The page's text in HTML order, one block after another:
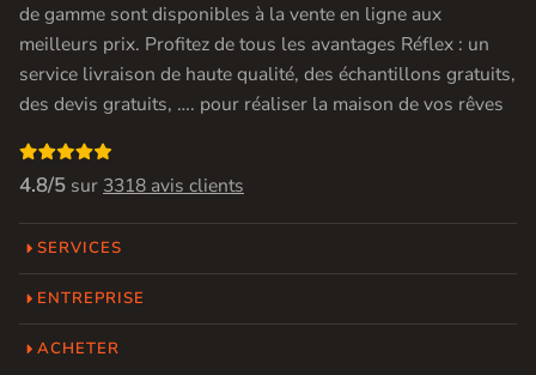
de gamme sont disponibles à la vente en ligne aux
meilleurs prix. Profitez de tous les avantages Réflex : un
service livraison de haute qualité, des échantillons gratuits,
des devis gratuits, …. pour réaliser la maison de vos rêves

4.8/5 sur 3318 avis clients
SERVICES
ENTREPRISE
ACHETER